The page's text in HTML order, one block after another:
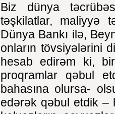
Biz dünya
təşkilatlar, maliyyə
Dünya Bankı ilə,
onların tövsiyələrini
hesab edirəm ki,
proqramlar qəbul
bahasına olursa-
edərək qəbul etdik –